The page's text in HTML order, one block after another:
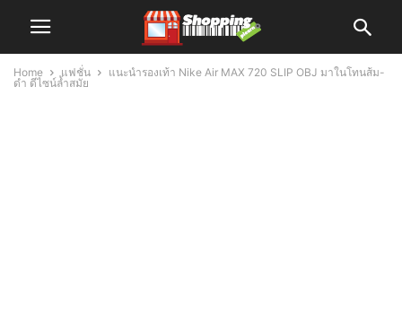
Home แฟชั่น
แนะนำรองเท้า Nike Air MAX 720 SLIP OBJ มาในโทนส้ม-
ดำ ดีไซน์ล้ำสมัย